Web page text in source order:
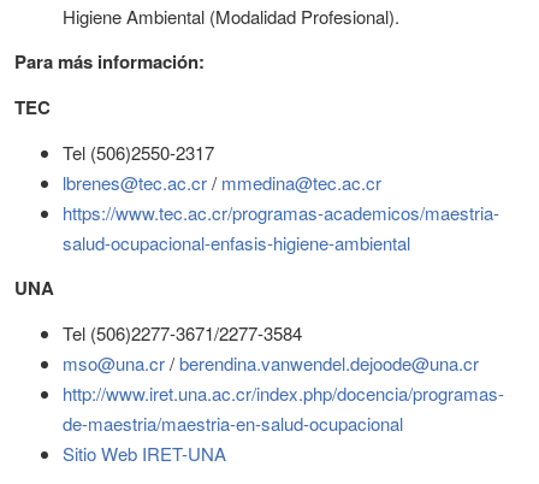
Higiene Ambiental (Modalidad Profesional).
Para más información:
TEC
Tel (506)2550-2317
lbrenes@tec.ac.cr/ mmedina@tec.ac.cr
https://www.tec.ac.cr/programas-academicos/maestria-
salud-ocupacional-enfasis-higiene-ambiental
UNA
Tel (506)2277-3671/2277-3584
mso@una.cr/berendina.vanwendel.dejoode@una.cr
http://www.iret.una.ac.cr/index.php/docencia/programas-
de-maestria/maestria-en-salud-ocupacional
Sitio Web IRET-UNA